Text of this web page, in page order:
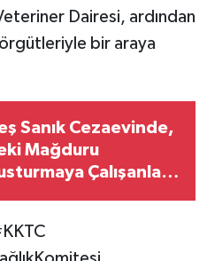
Dairesi, ardından
örgütleriyle bir araya
Sanık Cezaevinde,
Mağduru
Çalışanlara